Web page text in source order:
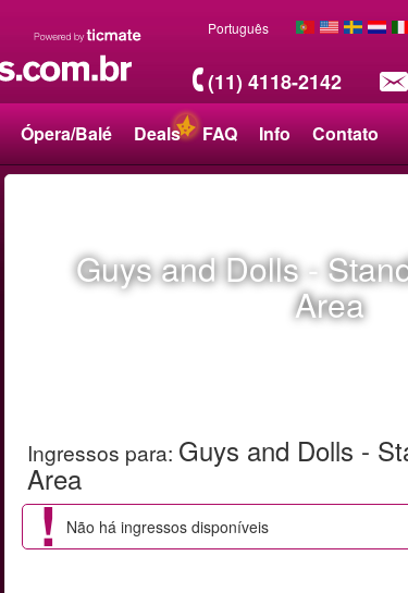
(11) 4118-2142
Português
Ópera/Balé Deals FAQ Info Contato
Guys and Dolls -
Area
Ingressos para: Guys and Dolls -
Area
Não há ingressos disponíveis